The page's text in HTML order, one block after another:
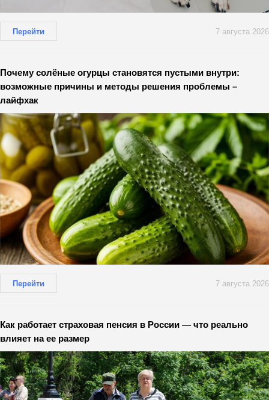
Перейти 7 августа 2026
Почему солёные огурцы становятся пустыми внутри:
возможные причины и методы решения проблемы –
лайфхак
Перейти 7 августа 2026
Как работает страховая пенсия в России — что реально
влияет на ее размер